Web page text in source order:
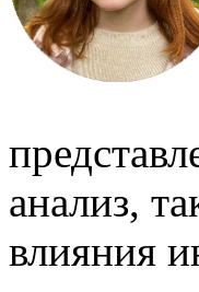
анализ,
влияния